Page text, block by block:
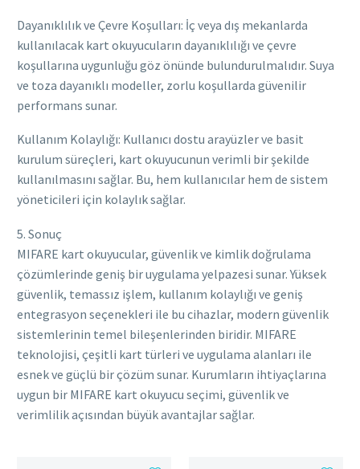
Dayanıklılık ve Çevre Koşulları: İç veya dış mekanlarda
kullanılacak kart okuyucuların dayanıklılığı ve çevre
koşullarına uygunluğu göz önünde bulundurulmalıdır. Suya
ve toza dayanıklı modeller, zorlu koşullarda güvenilir
performans sunar.
Kullanım Kolaylığı: Kullanıcı dostu arayüzler ve basit
kurulum süreçleri, kart okuyucunun verimli bir şekilde
kullanılmasını sağlar. Bu, hem kullanıcılar hem de sistem
yöneticileri için kolaylık sağlar.
5. Sonuç
MIFARE kart okuyucular, güvenlik ve kimlik doğrulama
çözümlerinde geniş bir uygulama yelpazesi sunar. Yüksek
güvenlik, temassız işlem, kullanım kolaylığı ve geniş
entegrasyon seçenekleri ile bu cihazlar, modern güvenlik
sistemlerinin temel bileşenlerinden biridir. MIFARE
teknolojisi, çeşitli kart türleri ve uygulama alanları ile
esnek ve güçlü bir çözüm sunar. Kurumların ihtiyaçlarına
uygun bir MIFARE kart okuyucu seçimi, güvenlik ve
verimlilik açısından büyük avantajlar sağlar.